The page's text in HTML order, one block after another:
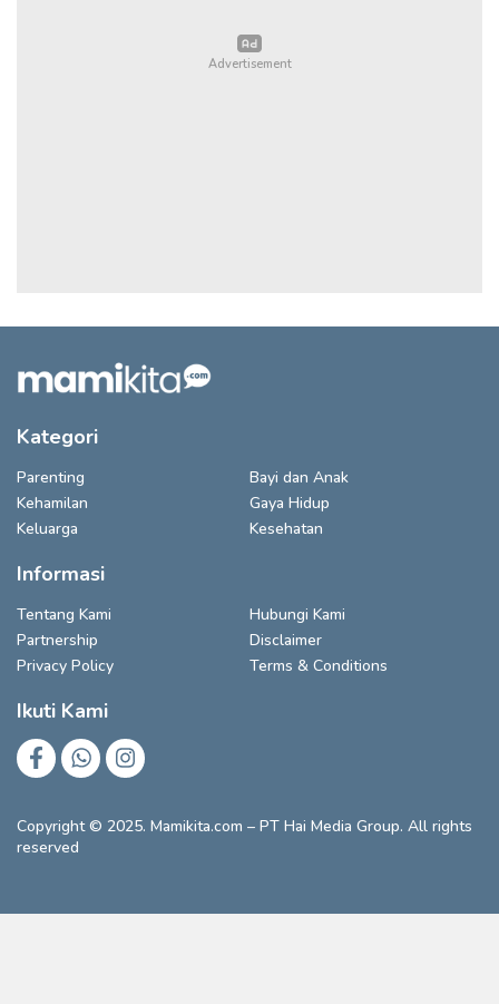
Kategori
Parenting
Bayi dan Anak
Kehamilan
Gaya Hidup
Keluarga
Kesehatan
Informasi
Tentang Kami
Hubungi Kami
Partnership
Disclaimer
Privacy Policy
Terms & Conditions
Ikuti Kami
Copyright © 2025. Mamikita.com – PT Hai Media Group. All rights
reserved